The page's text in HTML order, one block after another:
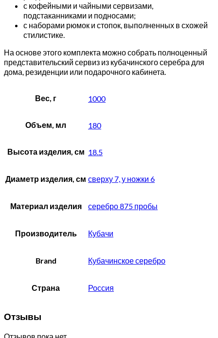
с кофейными и чайными сервизами,
подстаканниками и подносами;
с наборами рюмок и стопок, выполненных в схожей
стилистике.
На основе этого комплекта можно собрать полноценный
представительский сервиз из кубачинского серебра для
дома, резиденции или подарочного кабинета.
Вес, г 1000
Объем, мл 180
Высота изделия, см 18.5
Диаметр изделия, см сверху 7, у ножки 6
Материал изделия серебро 875 пробы
Производитель Кубачи
Brand Кубачинское серебро
Страна Россия
Отзывы